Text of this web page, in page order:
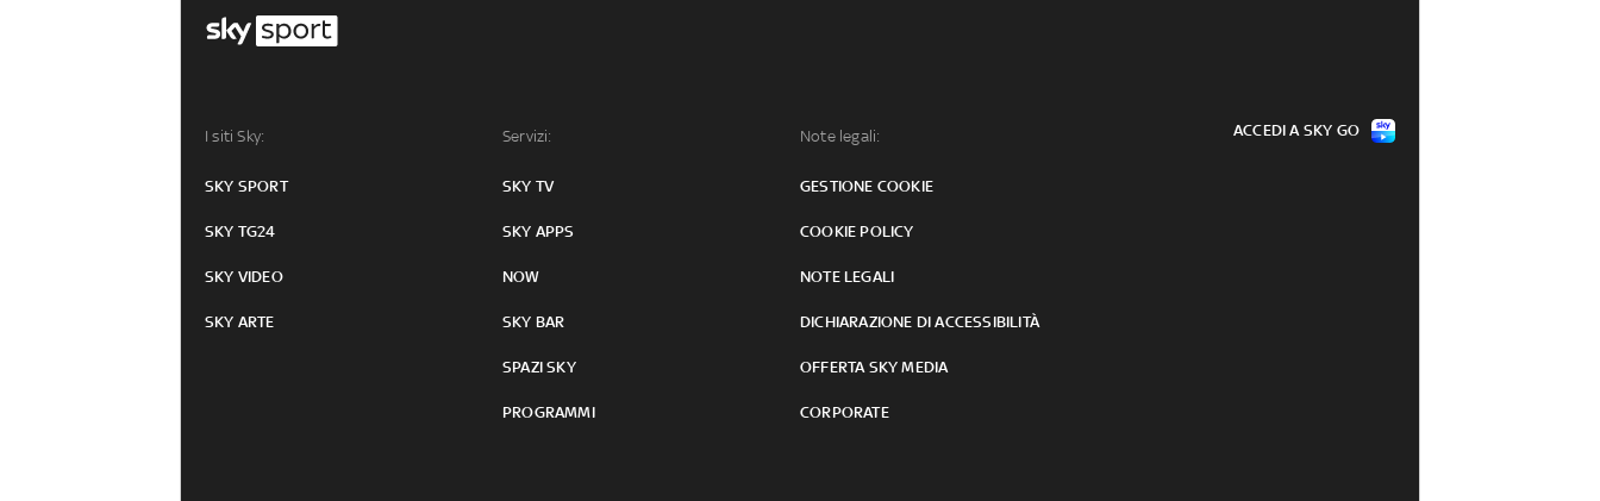
I siti Sky:
SKY SPORT
SKY TG24
SKY VIDEO
SKY ARTE
Servizi:
SKY TV
SKY APPS
NOW
SKY BAR
SPAZI SKY
PROGRAMMI
Note legali:
GESTIONE COOKIE
COOKIE POLICY
NOTE LEGALI
DICHIARAZIONE DI ACCESSIBILITÀ
OFFERTA SKY MEDIA
CORPORATE
ACCEDI A SKY GO